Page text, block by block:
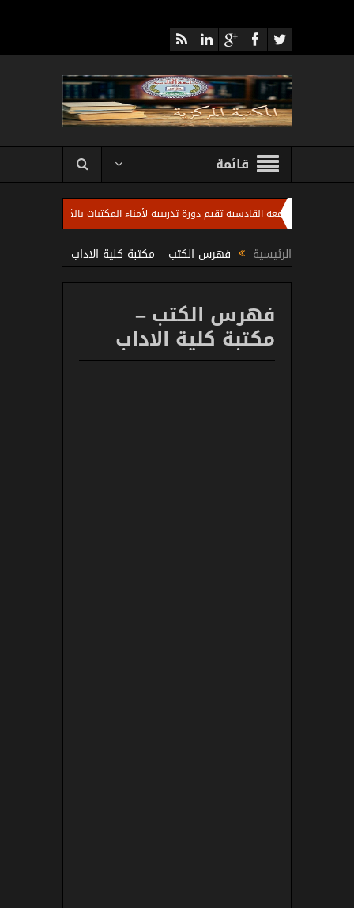
قائمة
المركزية بجامعة القادسية تقيم دورة تدريبية لأمناء المكتبات بالكليات ومنتسبي
الرئيسية فهرس الكتب – مكتبة كلية الاداب
فهرس الكتب –
مكتبة كلية الاداب